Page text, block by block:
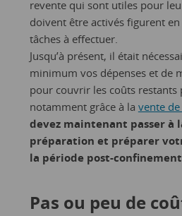
revente qui sont utiles pour
doivent être activés figurent
tâches à effectuer.
Jusqu’à présent, il était
minimum vos dépenses et de
pour couvrir les coûts restants
notamment grâce à la vente
devez maintenant passer à
préparation et préparer
la période post-
Pas ou peu de